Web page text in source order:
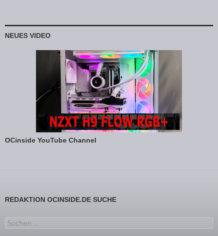
NEUES VIDEO
OCinside YouTube Channel
REDAKTION OCINSIDE.DE SUCHE
Suchen nach: